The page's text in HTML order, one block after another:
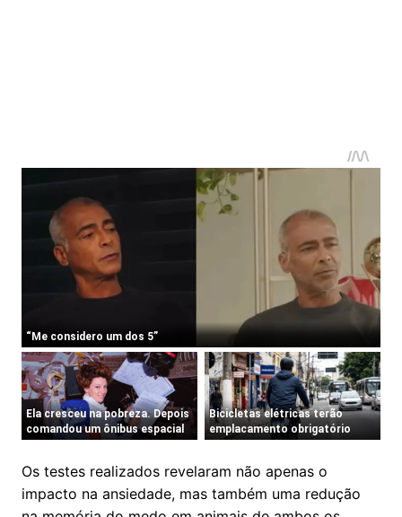
Os testes realizados revelaram não apenas o
impacto na ansiedade, mas também uma redução